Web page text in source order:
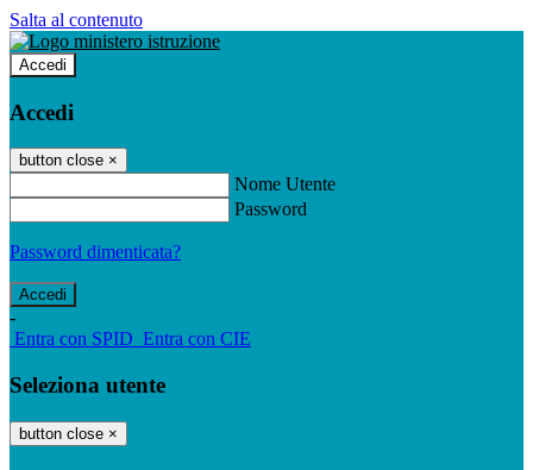
Salta al contenuto
Accedi
Accedi
button close ×
Nome Utente
Password
Password dimenticata?
-
Entra con SPID Entra con CIE
Seleziona utente
button close ×